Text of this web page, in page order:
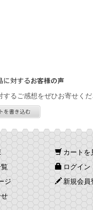
するご感想をぜひお寄せくだ
ジ
カートを
ログイン
新規会員